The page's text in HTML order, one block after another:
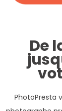
De
PhotoPresta